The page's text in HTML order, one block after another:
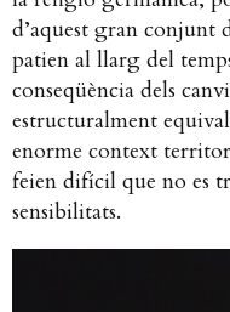
d’aquest gran conjunt
patien al llarg del
conseqüència dels
estructuralment
enorme context
feien difícil que no es
sensibilitats.